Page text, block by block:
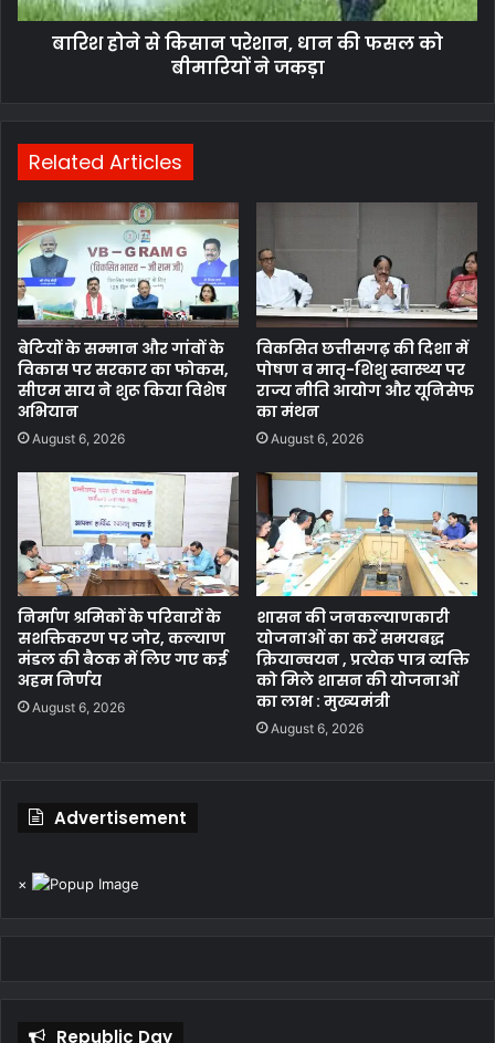
बारिश होने से किसान परेशान, धान की फसल को
बीमारियों ने जकड़ा
Related Articles
बेटियों के सम्मान और गांवों के
विकास पर सरकार का फोकस,
सीएम साय ने शुरू किया विशेष
अभियान
August 6, 2026
विकसित छत्तीसगढ़ की दिशा में
पोषण व मातृ-शिशु स्वास्थ्य पर
राज्य नीति आयोग और यूनिसेफ
का मंथन
August 6, 2026
निर्माण श्रमिकों के परिवारों के
सशक्तिकरण पर जोर, कल्याण
मंडल की बैठक में लिए गए कई
अहम निर्णय
August 6, 2026
शासन की जनकल्याणकारी
योजनाओं का करें समयबद्ध
क्रियान्वयन , प्रत्येक पात्र व्यक्ति
को मिले शासन की योजनाओं
का लाभ : मुख्यमंत्री
August 6, 2026
Advertisement
×
Republic Day